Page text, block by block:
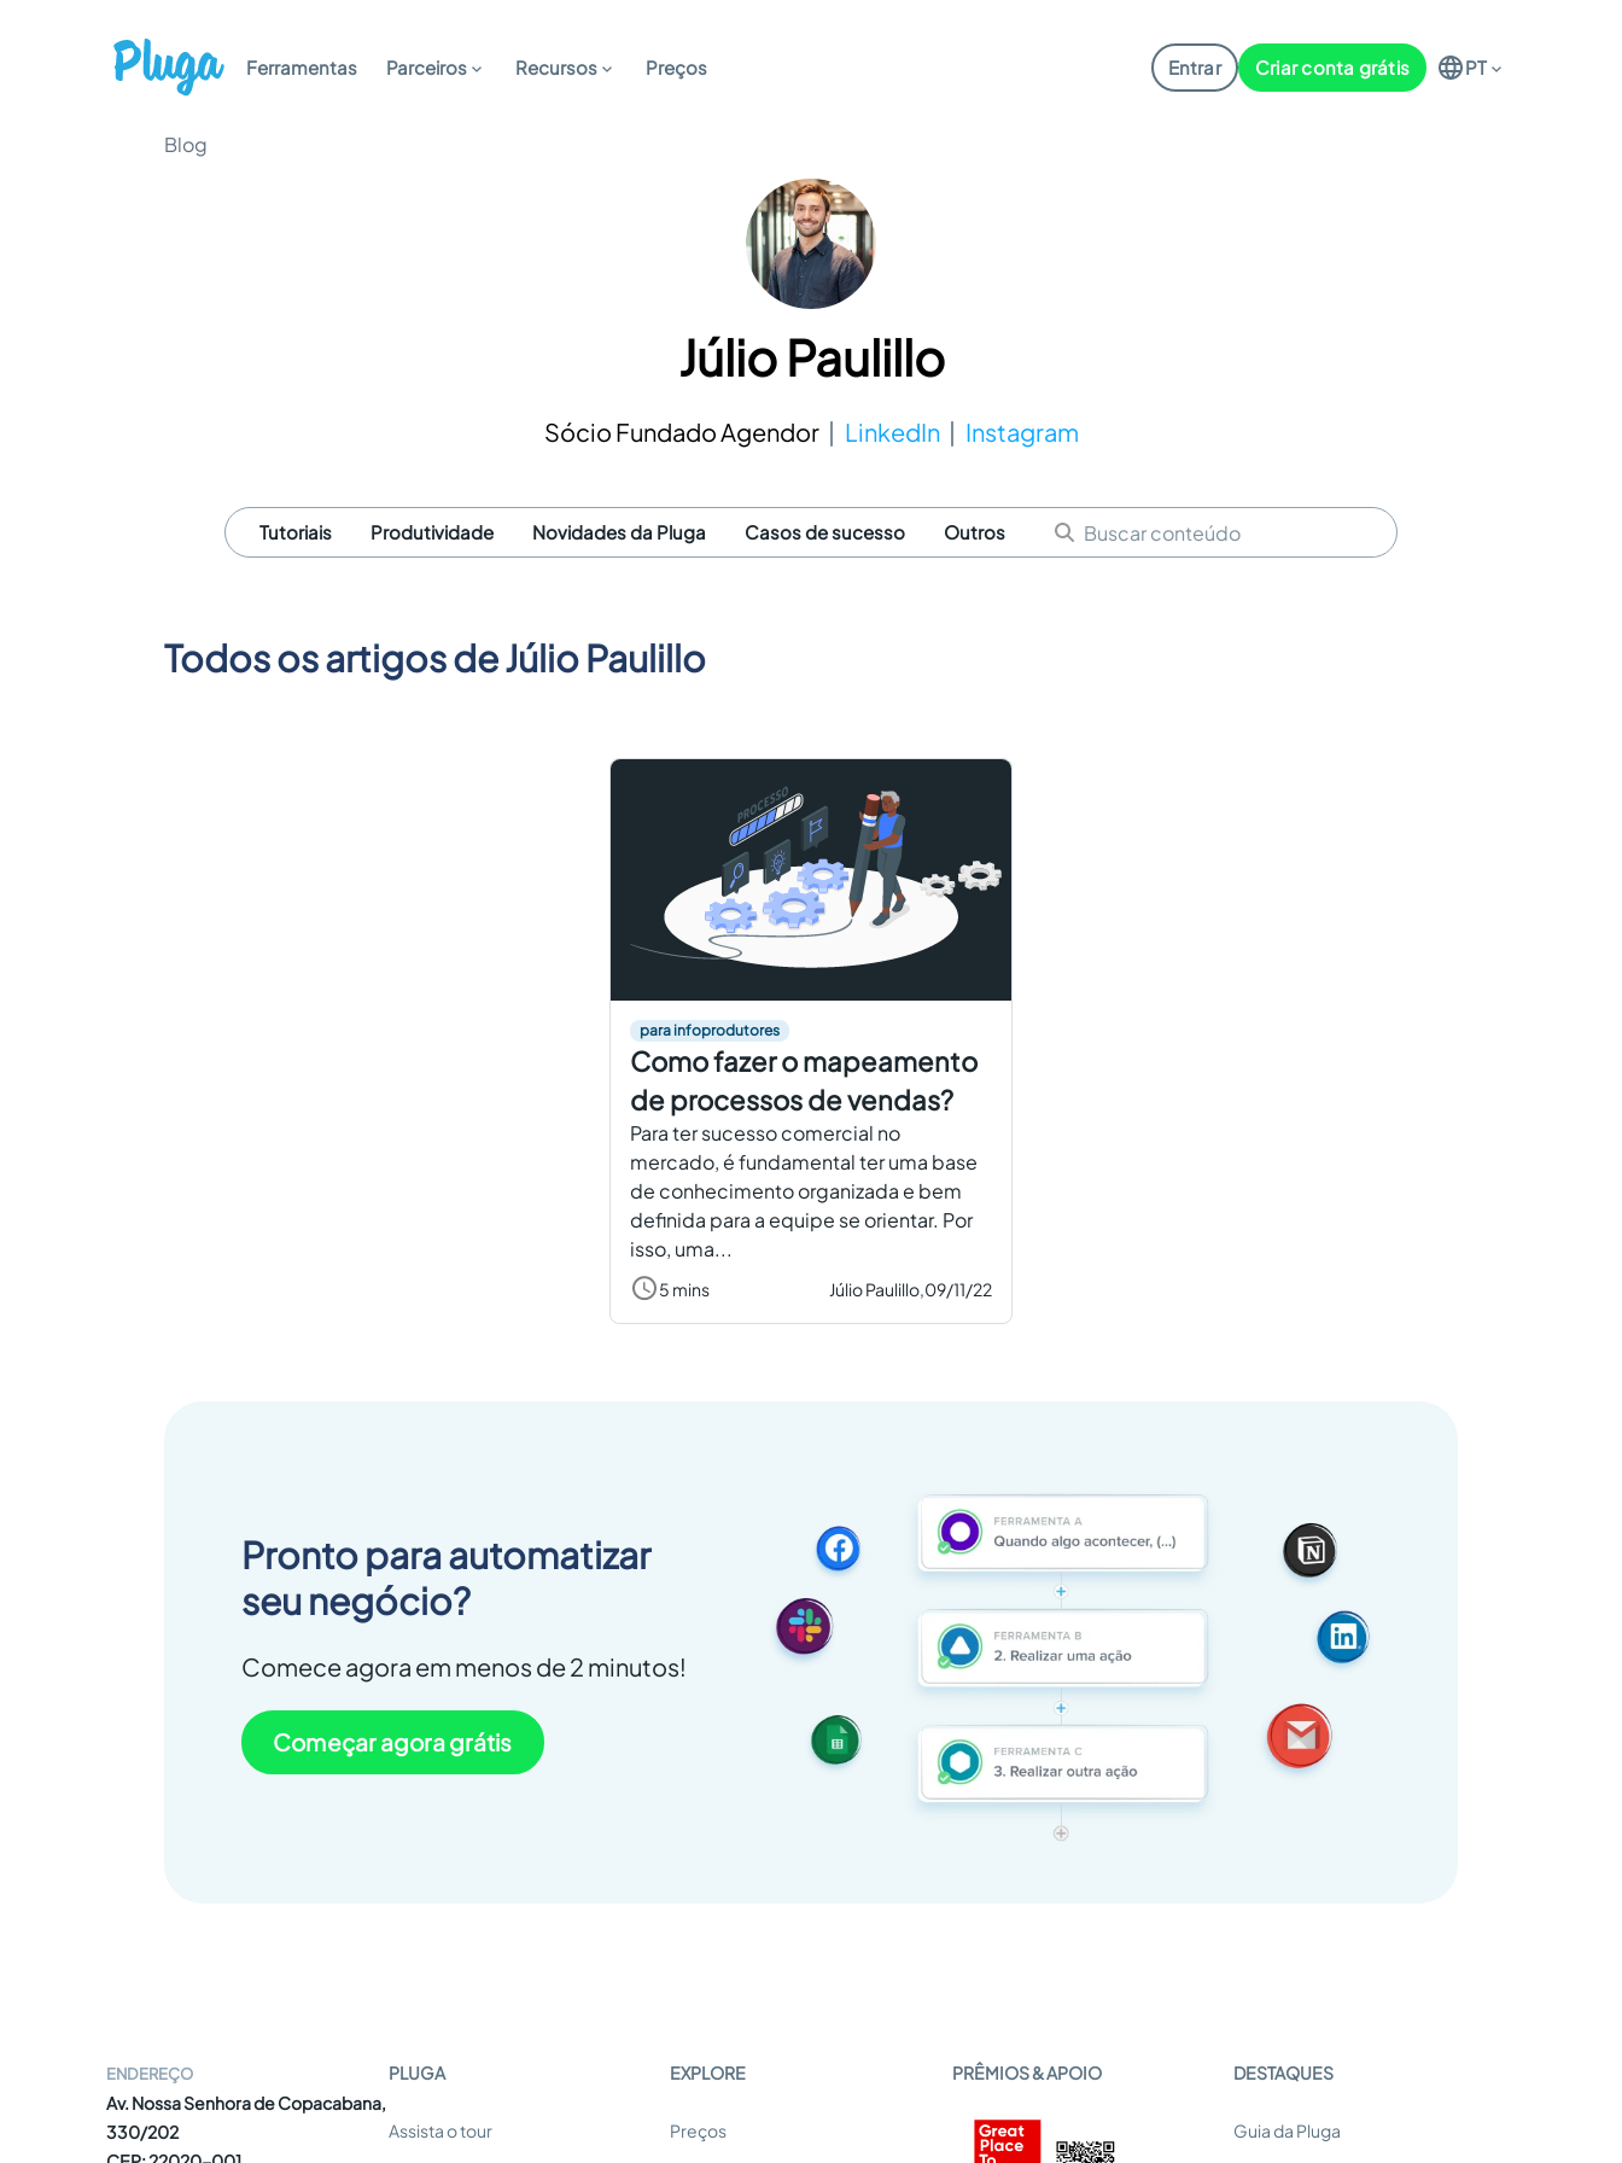
Ferramentas Parceiros Recursos Preços Entrar Criar conta grátis PT
Blog
Júlio Paulillo
Sócio Fundado Agendor LinkedIn Instagram
Tutoriais Produtividade Novidades da Pluga Casos de sucesso Outros
Todos os artigos deJúlio Paulillo
para infoprodutores
Como fazer o mapeamento
de processos de vendas?
Para ter sucesso comercial no
mercado, é fundamental ter uma base
de conhecimento organizada e bem
definida para a equipe se orientar. Por
isso, uma...
5 mins Júlio Paulillo, 09/11/22
Pronto para automatizar
seu negócio?
Comece agora em menos de 2 minutos!
Começar agora grátis
ENDEREÇO
Av. Nossa Senhora de Copacabana,
330/202
PLUGA
Assista o tour
EXPLORE
Preços
PRÊMIOS & APOIO DESTAQUES
Guia da Pluga